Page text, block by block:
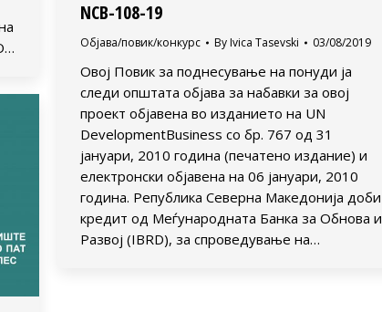
NCB-108-19
Објава/повик/конкурс By Ivica Tasevski 03/08/2019
Овој Повик за поднесување на понуди ја
следи општата објава за набавки за овој
проект објавена во изданието на UN
DevelopmentBusiness со бр. 767 од 31
јануари, 2010 година (печатено издание) и
електронски објавена на 06 јануари, 2010
година. Република Северна Македонија доби
кредит од Меѓународната Банка за Обнова и
Развој (IBRD), за спроведување на…